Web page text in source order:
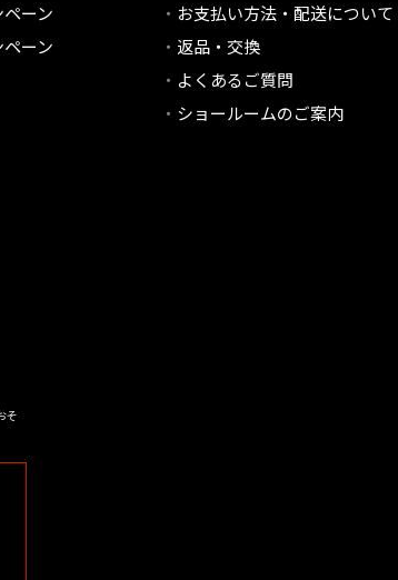
ーン
ーン
お支払い方法・配送について
返品・交換
よくあるご質問
ショールームのご案内
そ